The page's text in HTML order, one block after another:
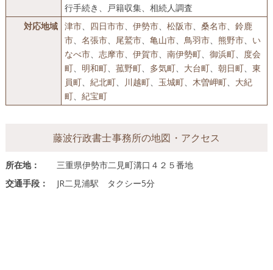
行手続き、戸籍収集、相続人調査
対応地域 津市、 四日市市、 伊勢市、 松阪市、 桑名市、 鈴鹿
市、 名張市、 尾鷲市、 亀山市、 鳥羽市、 熊野市、 い
なべ市、 志摩市、 伊賀市、 南伊勢町、 御浜町、
度会
町、 明和町、 菰野町、 多気町、 大台町、 朝日町、 東
員町、 紀北町、 川越町、 玉城町、 木曽岬町、 大紀
町、 紀宝町
藤波行政書士事務所の地図・アクセス
所在地：
三重県伊勢市二見町溝口４２５番地
交通手段：
JR二見浦駅 タクシー5分